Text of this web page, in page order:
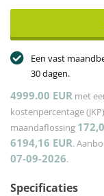
Een vast
30 dagen.
4999.00 EUR met
kostenpercentage (JKP)
maandaflossing
6194,16 EUR.
07-09-2026.
Specificaties